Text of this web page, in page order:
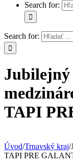
Search for:
Search for:
Jubilejný
TAPI
Úvod/Trnavský kraj/
TAPI PRE